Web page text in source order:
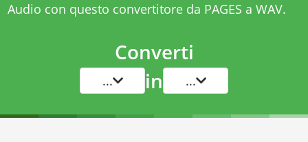
Audio con questo convertitore da PAGES a WAV.
Converti
... in ...